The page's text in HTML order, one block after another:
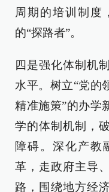
周期的培训制度
的“探路者”。
四是强化体制机
水平。树立“党的
精准施策”的办学
学的体制机制，
障碍。深化产教
革，走政府主导
路，围绕地方经